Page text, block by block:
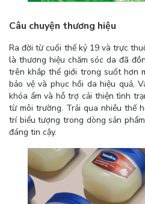
Câu chuyện thương hiệu
Ra đời từ cuối thế kỷ 19 và trực
là thương hiệu chăm sóc da đã
trên khắp thế giới trong suốt hơn
bảo vệ và phục hồi da hiệu quả,
khóa ẩm và hỗ trợ cải thiện tình
từ môi trường. Trải qua nhiều thế
trí biểu tượng trong dòng sản
đáng tin cậy.